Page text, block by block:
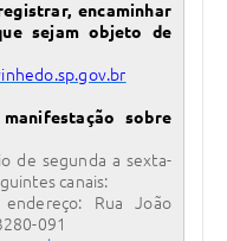
encaminhar
sejam objeto de
sobre
de segunda a sexta-
canais:
Rua João
091